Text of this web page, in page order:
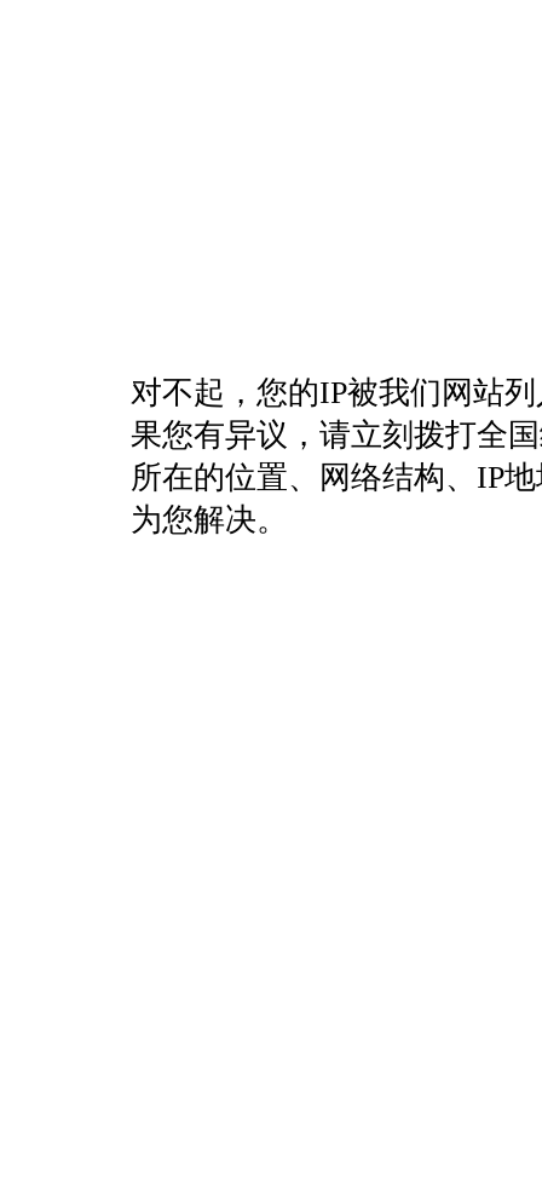
对不起，您的IP被我们网站
果您有异议，请立刻拨打全
所在的位置、网络结构、IP
为您解决。